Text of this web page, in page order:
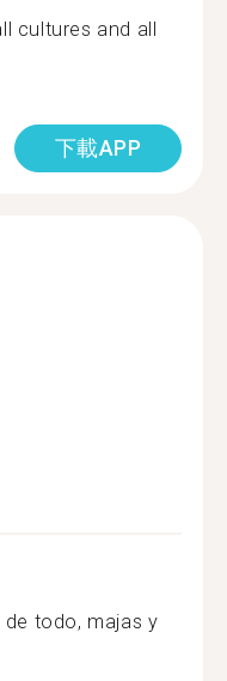
cultures and all
下載APP
de todo, majas y